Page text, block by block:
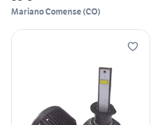
Mariano Comense(CO)